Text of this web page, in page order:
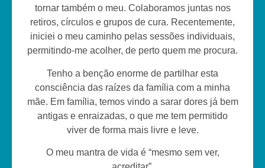
tornar também o meu. Colaboramos juntas nos
retiros, círculos e grupos de cura. Recentemente,
iniciei o meu caminho pelas sessões individuais,
permitindo-me acolher, de perto quem me procura.
Tenho a benção enorme de partilhar esta
consciência das raízes da família com a minha
mãe. Em família, temos vindo a sarar dores já bem
antigas e enraizadas, o que me tem permitido
viver de forma mais livre e leve.
O meu mantra de vida é “mesmo sem ver,